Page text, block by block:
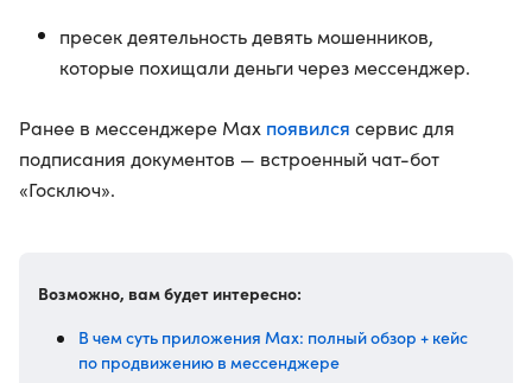
пресек деятельность девять мошенников,
которые похищали деньги через мессенджер.
Ранее в мессенджере Max появился сервис для
подписания документов — встроенный чат-бот
«Госключ».
Возможно, вам будет интересно:
В чем суть приложения Max: полный обзор + кейс
по продвижению в мессенджере